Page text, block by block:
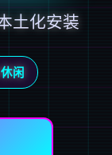
土化安装
闲